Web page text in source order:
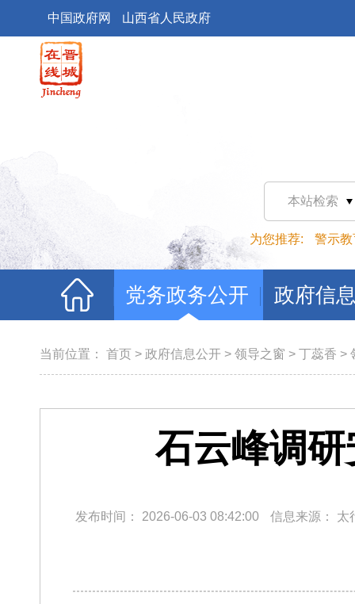
中国政府网 山西省人民政府
本站检索
为您推荐: 警示教
党务政务公开 政府信
当前位置： 首页 > 政府信息公开 > 领导之窗 > 丁蕊香 >
石云峰调
发布时间： 2026-06-03 08:42:00 信息来源： 太